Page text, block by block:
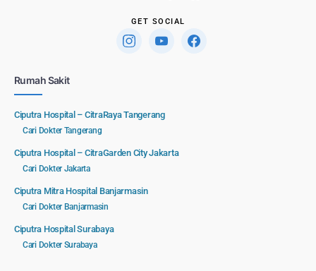
GET SOCIAL
Rumah Sakit
Ciputra Hospital – CitraRaya Tangerang
Cari Dokter Tangerang
Ciputra Hospital – CitraGarden City Jakarta
Cari Dokter Jakarta
Ciputra Mitra Hospital Banjarmasin
Cari Dokter Banjarmasin
Ciputra Hospital Surabaya
Cari Dokter Surabaya